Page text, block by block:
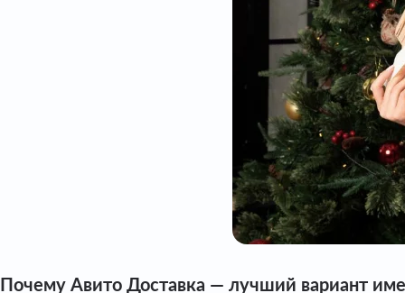
Почему Авито Доставка — лучший вариант